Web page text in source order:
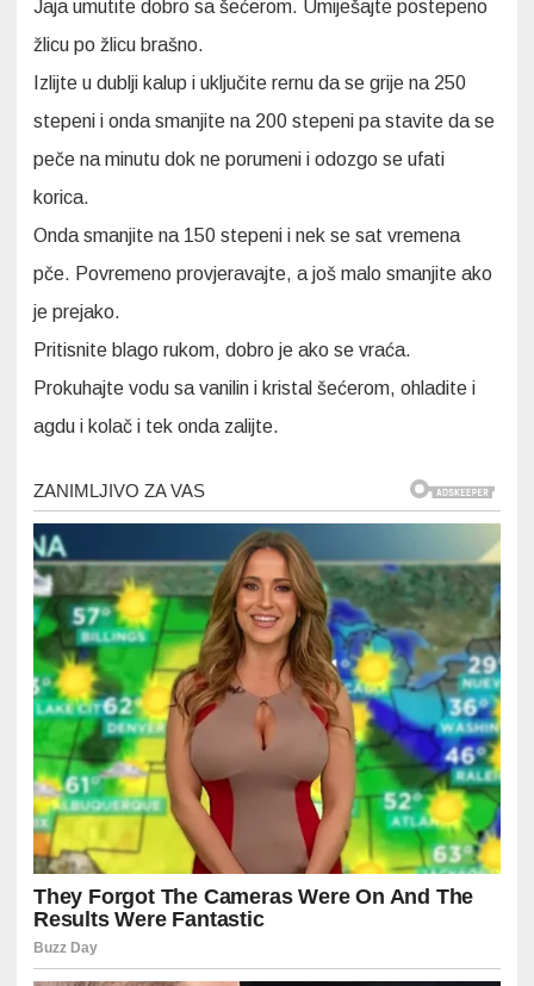
Jaja umutite dobro sa šećerom. Umiješajte postepeno
žlicu po žlicu brašno.
Izlijte u dublji kalup i uključite rernu da se grije na 250
stepeni i onda smanjite na 200 stepeni pa stavite da se
peče na minutu dok ne porumeni i odozgo se ufati
korica.
Onda smanjite na 150 stepeni i nek se sat vremena
pče. Povremeno provjeravajte, a još malo smanjite ako
je prejako.
Pritisnite blago rukom, dobro je ako se vraća.
Prokuhajte vodu sa vanilin i kristal šećerom, ohladite i
agdu i kolač i tek onda zalijte.